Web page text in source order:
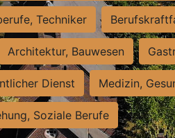
Techniker
Architektur, Bauwesen
Dienst Medizin,
Soziale Berufe